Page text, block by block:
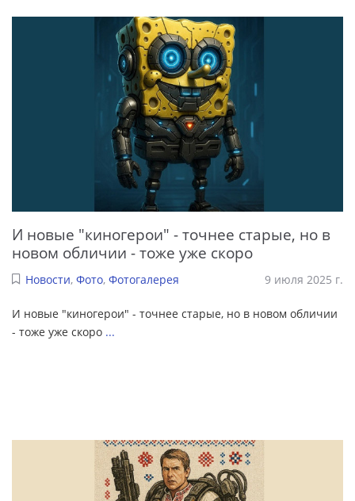
И новые "киногерои" - точнее старые, но в
новом обличии - тоже уже скоро
Новости, Фото, Фотогалерея 9 июля 2025 г.
И новые "киногерои" - точнее старые, но в новом обличии
- тоже уже скоро ...